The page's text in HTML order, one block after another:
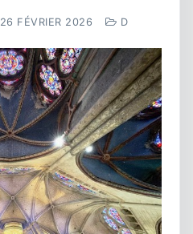
26 FÉVRIER 2026 D